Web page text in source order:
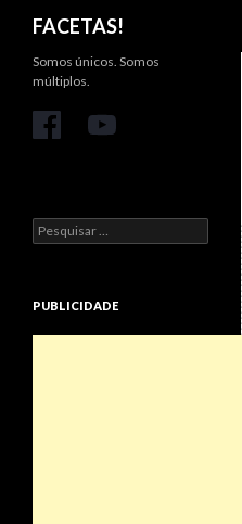
FACETAS!
Somos únicos. Somos
múltiplos.
Pesquisar
por:
PUBLICIDADE